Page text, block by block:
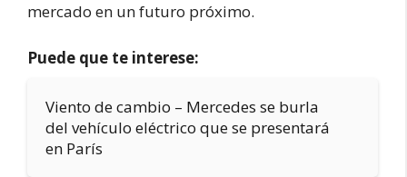
mercado en un futuro próximo.
Puede que te interese:
Viento de cambio – Mercedes se burla
del vehículo eléctrico que se presentará
en París